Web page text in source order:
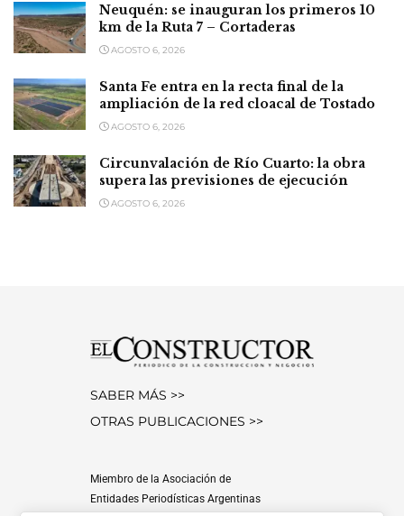
Neuquén: se inauguran los primeros 10
km de la Ruta 7 – Cortaderas
AGOSTO 6, 2026
Santa Fe entra en la recta final de la
ampliación de la red cloacal de Tostado
AGOSTO 6, 2026
Circunvalación de Río Cuarto: la obra
supera las previsiones de ejecución
AGOSTO 6, 2026
SABER MÁS >>
OTRAS PUBLICACIONES >>
Miembro de la Asociación de
Entidades Periodísticas Argentinas